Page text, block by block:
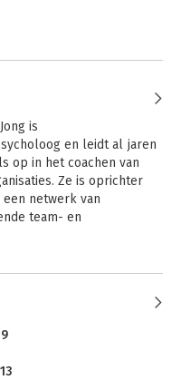
is
en leidt al jaren
op in het coachen van
Ze is oprichter
een netwerk van
team- en
je!
de